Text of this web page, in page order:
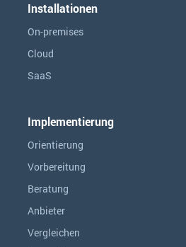
Installationen
On-premises
Cloud
SaaS
Implementierung
Orientierung
Vorbereitung
Beratung
Anbieter
Vergleichen